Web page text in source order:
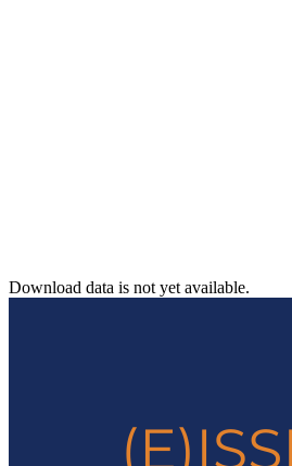
Download data is not yet available.